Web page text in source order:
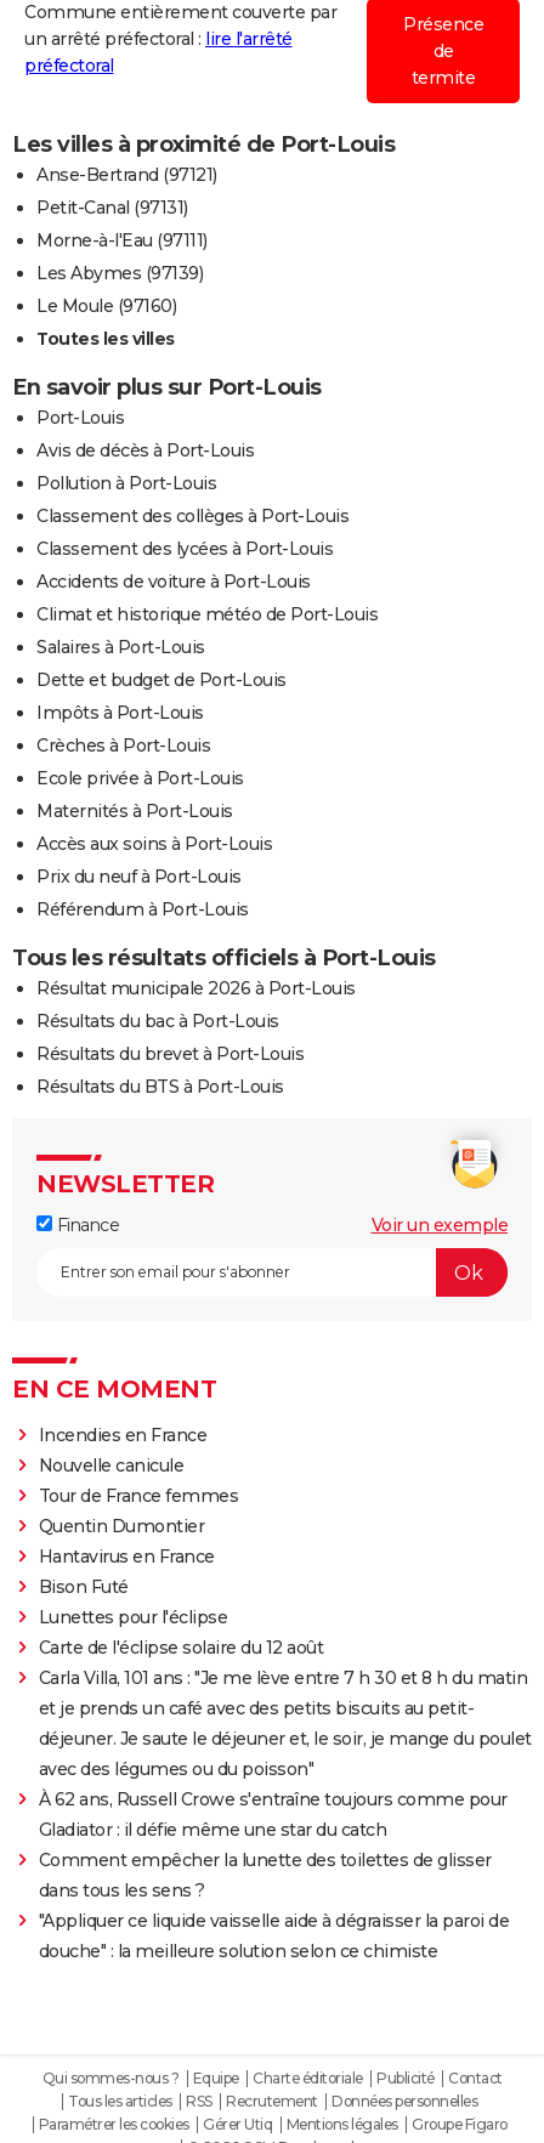
Commune entièrement couverte par
un arrêté préfectoral : lire l'arrêté
préfectoral
Présence
de
termite
Les villes à proximité de Port-Louis
Anse-Bertrand (97121)
Petit-Canal (97131)
Morne-à-l'Eau (97111)
Les Abymes (97139)
Le Moule (97160)
Toutes les villes
En savoir plus sur Port-Louis
Port-Louis
Avis de décès à Port-Louis
Pollution à Port-Louis
Classement des collèges à Port-Louis
Classement des lycées à Port-Louis
Accidents de voiture à Port-Louis
Climat et historique météo de Port-Louis
Salaires à Port-Louis
Dette et budget de Port-Louis
Impôts à Port-Louis
Crèches à Port-Louis
Ecole privée à Port-Louis
Maternités à Port-Louis
Accès aux soins à Port-Louis
Prix du neuf à Port-Louis
Référendum à Port-Louis
Tous les résultats officiels à Port-Louis
Résultat municipale 2026 à Port-Louis
Résultats du bac à Port-Louis
Résultats du brevet à Port-Louis
Résultats du BTS à Port-Louis
NEWSLETTER
Finance Voir un exemple
EN CE MOMENT
Incendies en France
Nouvelle canicule
Tour de France femmes
Quentin Dumontier
Hantavirus en France
Bison Futé
Lunettes pour l'éclipse
Carte de l'éclipse solaire du 12 août
Carla Villa, 101 ans : "Je me lève entre 7 h 30 et 8 h du matin
et je prends un café avec des petits biscuits au petit-
déjeuner. Je saute le déjeuner et, le soir, je mange du poulet
avec des légumes ou du poisson"
À 62 ans, Russell Crowe s'entraîne toujours comme pour
Gladiator : il défie même une star du catch
Comment empêcher la lunette des toilettes de glisser
dans tous les sens ?
"Appliquer ce liquide vaisselle aide à dégraisser la paroi de
douche" : la meilleure solution selon ce chimiste
Qui sommes-nous ? Equipe Charte éditoriale Publicité
Contact
Tous les articles
RSS Recrutement
Données personnelles
Paramétrer les cookies
Gérer Utiq Mentions légales
Groupe Figaro